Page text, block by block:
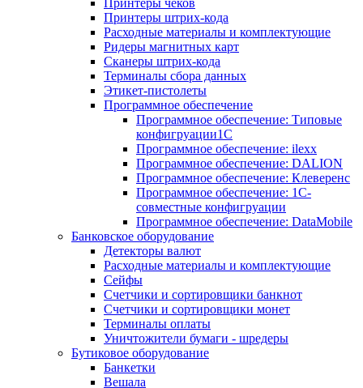
Принтеры чеков
Принтеры штрих-кода
Расходные материалы и комплектующие
Ридеры магнитных карт
Сканеры штрих-кода
Терминалы сбора данных
Этикет-пистолеты
Программное обеспечение
Программное обеспечение: Типовые
конфигруации1С
Программное обеспечение: ilexx
Программное обеспечение: DALION
Программное обеспечение: Клеверенс
Программное обеспечение: 1С-
совместные конфигруации
Программное обеспечение: DataMobile
Банковское оборудование
Детекторы валют
Расходные материалы и комплектующие
Сейфы
Счетчики и сортировщики банкнот
Счетчики и сортировщики монет
Терминалы оплаты
Уничтожители бумаги - шредеры
Бутиковое оборудование
Банкетки
Вешала